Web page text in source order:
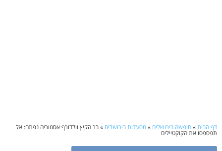
דף הבית»חופשה בירושלים »מסעדות בירושלים »בר הקיץ וולדורף אסטוריה נפתח: אל
תפספסו את הקוקטיילים